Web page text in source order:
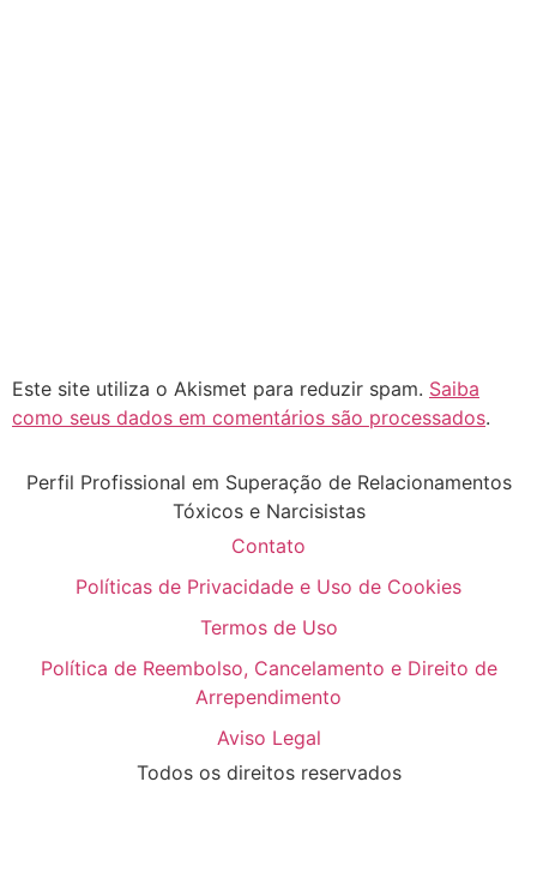
Este site utiliza o Akismet para reduzir spam. Saiba
como seus dados em comentários são processados.
Perfil Profissional em Superação de Relacionamentos
Tóxicos e Narcisistas
Contato
Políticas de Privacidade e Uso de Cookies
Termos de Uso
Política de Reembolso, Cancelamento e Direito de
Arrependimento
Aviso Legal
Todos os direitos reservados